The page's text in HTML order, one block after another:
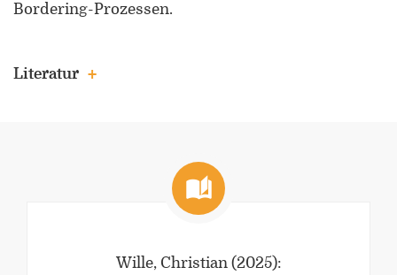
Bordering-Prozessen.
Literatur
Wille, Christian (2025):